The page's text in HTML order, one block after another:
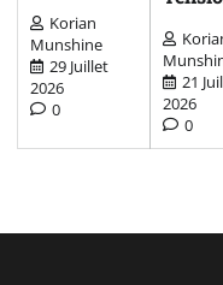
Korian
Munshine
29 Juillet
2026
0
21
2026
0